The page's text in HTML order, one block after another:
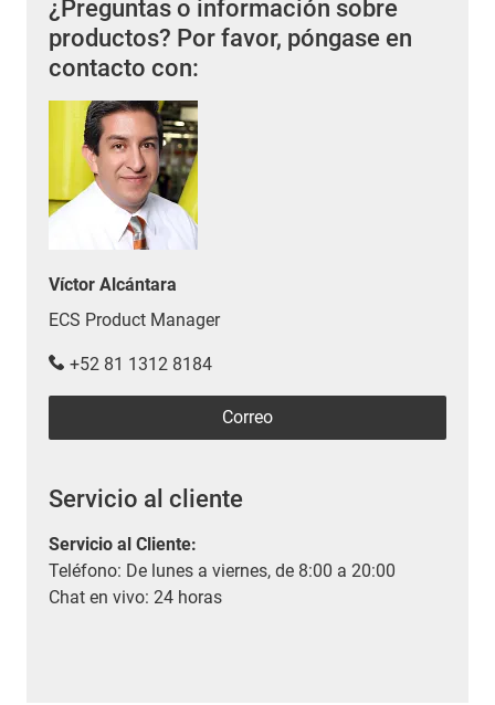
¿Preguntas o información sobre
productos? Por favor, póngase en
contacto con:
Víctor Alcántara
ECS Product Manager
+52 81 1312 8184
Correo
Servicio al cliente
Servicio al Cliente:
Teléfono: De lunes a viernes, de 8:00 a 20:00
Chat en vivo: 24 horas